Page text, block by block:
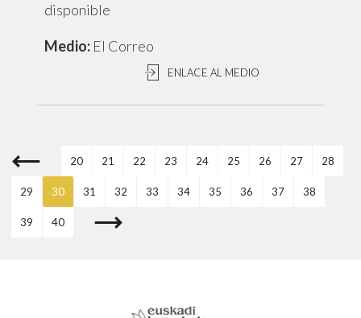
disponible
El Correo
ENLACE AL MEDIO
20 21 22 23 24 25 26 27 28
29 30 31 32 33 34 35 36 37 38
39 40